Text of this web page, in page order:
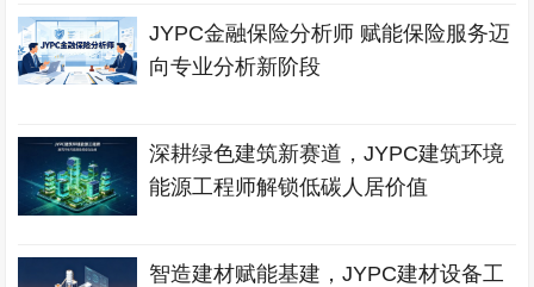
JYPC金融保险分析师 赋能保险服务迈
向专业分析新阶段
深耕绿色建筑新赛道，JYPC建筑环境
能源工程师解锁低碳人居价值
智造建材赋能基建，JYPC建材设备工